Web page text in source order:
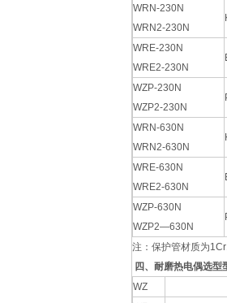
WRN-230N
WRN2-230N
WRE-230N
WRE2-230N
WZP-230N
WZP2-230N
WRN-630N
WRN2-630N
WRE-630N
WRE2-630N
WZP-630N
WZP2—630N
注：保护管材质为
四、耐磨热电偶选型
WZ